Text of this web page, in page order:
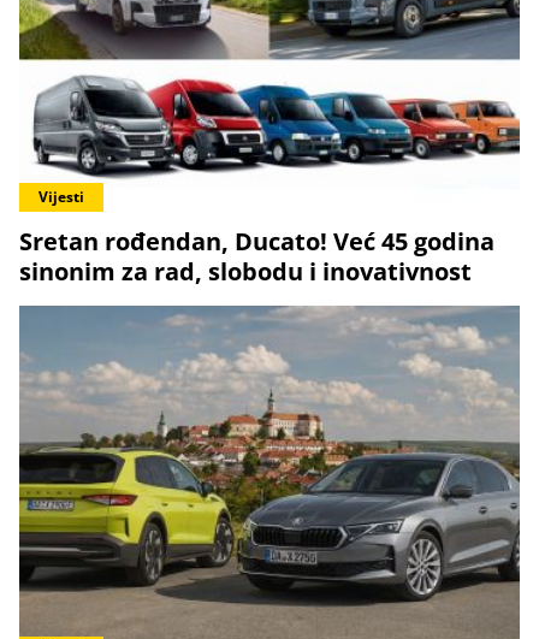
Vijesti
Sretan rođendan, Ducato! Već 45 godina
sinonim za rad, slobodu i inovativnost